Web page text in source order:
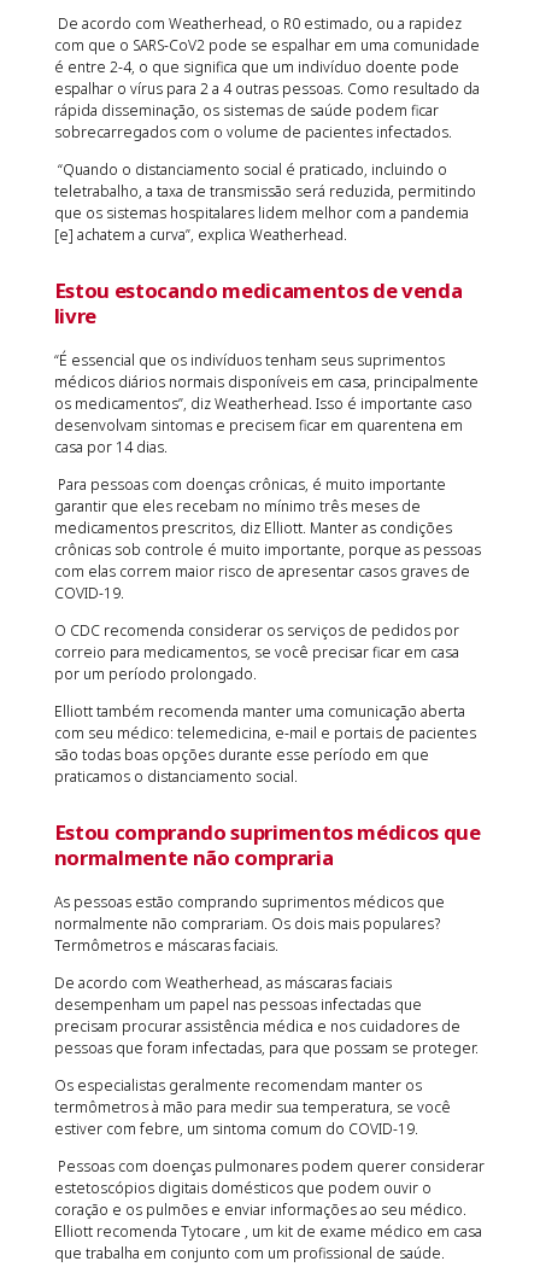
De acordo com Weatherhead, o R0 estimado, ou a rapidez
com que o SARS-CoV2 pode se espalhar em uma comunidade
é entre 2-4, o que significa que um indivíduo doente pode
espalhar o vírus para 2 a 4 outras pessoas. Como resultado da
rápida disseminação, os sistemas de saúde podem ficar
sobrecarregados com o volume de pacientes infectados.
“Quando o distanciamento social é praticado, incluindo o
teletrabalho, a taxa de transmissão será reduzida, permitindo
que os sistemas hospitalares lidem melhor com a pandemia
[e] achatem a curva”, explica Weatherhead.
Estou estocando medicamentos de venda
livre
“É essencial que os indivíduos tenham seus suprimentos
médicos diários normais disponíveis em casa, principalmente
os medicamentos”, diz Weatherhead. Isso é importante caso
desenvolvam sintomas e precisem ficar em quarentena em
casa por 14 dias.
Para pessoas com doenças crônicas, é muito importante
garantir que eles recebam no mínimo três meses de
medicamentos prescritos, diz Elliott. Manter as condições
crônicas sob controle é muito importante, porque as pessoas
com elas correm maior risco de apresentar casos graves de
COVID-19.
O CDC recomenda considerar os serviços de pedidos por
correio para medicamentos, se você precisar ficar em casa
por um período prolongado.
Elliott também recomenda manter uma comunicação aberta
com seu médico: telemedicina, e-mail e portais de pacientes
são todas boas opções durante esse período em que
praticamos o distanciamento social.
Estou comprando suprimentos médicos que
normalmente não compraria
As pessoas estão comprando suprimentos médicos que
normalmente não comprariam. Os dois mais populares?
Termômetros e máscaras faciais.
De acordo com Weatherhead, as máscaras faciais
desempenham um papel nas pessoas infectadas que
precisam procurar assistência médica e nos cuidadores de
pessoas que foram infectadas, para que possam se proteger.
Os especialistas geralmente recomendam manter os
termômetros à mão para medir sua temperatura, se você
estiver com febre, um sintoma comum do COVID-19.
Pessoas com doenças pulmonares podem querer considerar
estetoscópios digitais domésticos que podem ouvir o
coração e os pulmões e enviar informações ao seu médico.
Elliott recomenda Tytocare , um kit de exame médico em casa
que trabalha em conjunto com um profissional de saúde.